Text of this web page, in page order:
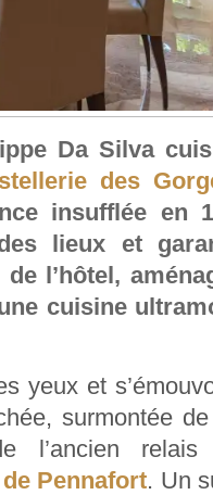
Da Silva
des
insufflée en
lieux et
l’hôtel,
cuisine
yeux et
surmontée
l’ancien
Pennafort. Un